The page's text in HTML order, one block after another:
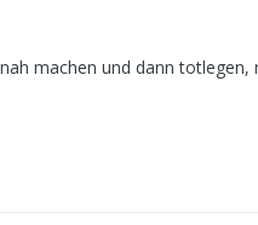
machen und dann totlegen,